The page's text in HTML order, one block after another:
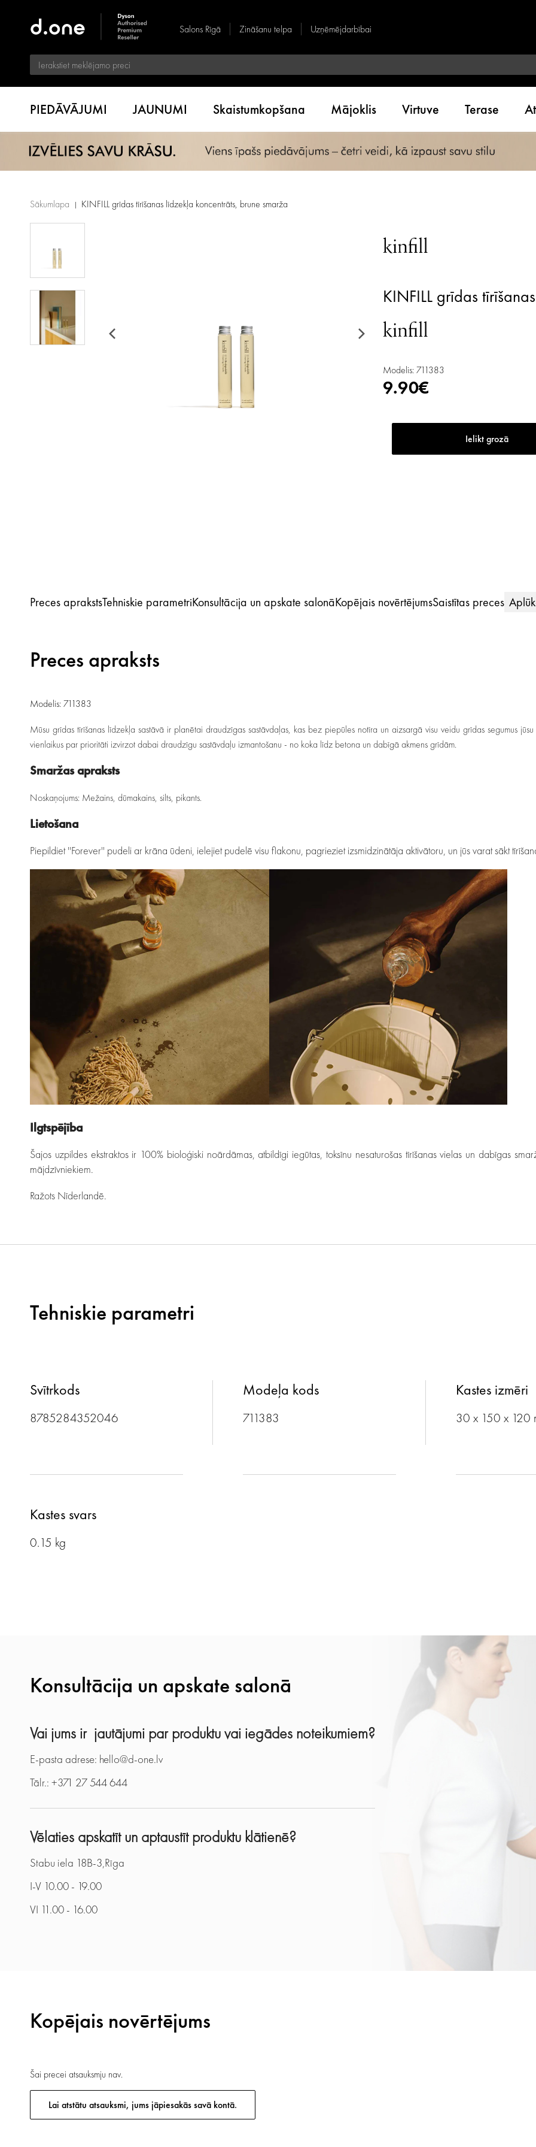
Salons Rīgā Zināšanu telpa Uzņēmējdarbībai
PIEDĀVĀJUMI JAUNUMI Skaistumkopšana Mājoklis Virtuve Terase
Sākumlapa KINFILL grīdas tīrīšanas līdzekļa koncentrāts, brune smarža
KINFILL grīdas
Modelis: 711383
9.90€
Preces aprakstsTehniskie parametriKonsultācija un apskate salonāKopējais novērtējumsSaistītas preces
Preces apraksts
Modelis: 711383
Mūsu grīdas tīrīšanas līdzekļa sastāvā ir planētai draudzīgas sastāvdaļas, kas bez piepūles notīra un aizsargā visu veidu grīdas segumus
vienlaikus par prioritāti izvirzot dabai draudzīgu sastāvdaļu izmantošanu - no koka līdz betona un dabīgā akmens grīdām.
Smaržas apraksts
Noskaņojums: Mežains, dūmakains, silts, pikants.
Lietošana
Piepildiet ''Forever'' pudeli ar krāna ūdeni, ielejiet pudelē visu flakonu, pagrieziet izsmidzinātāja aktivātoru, un jūs varat sākt
Ilgtspējība
Šajos uzpildes ekstraktos ir 100% bioloģiski noārdāmas, atbildīgi iegūtas, toksīnu nesaturošas tīrīšanas vielas un dabīgas
mājdzīvniekiem.
Ražots Nīderlandē.
Tehniskie parametri
Svītrkods
8785284352046
Modeļa kods
711383
Kastes izmēri
30 x 150 x 120
Kastes svars
0.15 kg
Konsultācija un apskate salonā
Vai jums ir jautājumi par produktu vai iegādes noteikumiem?
E-pasta adrese: hello@d-one.lv
Tālr.: +371 27 544 644
Vēlaties apskatīt un aptaustīt produktu klātienē?
Stabu iela 18B-3,Rīga
I-V 10.00 - 19.00
VI 11.00 - 16.00
Kopējais novērtējums
Šai precei atsauksmju nav.
Lai atstātu atsauksmi, jums jāpiesakās savā kontā.